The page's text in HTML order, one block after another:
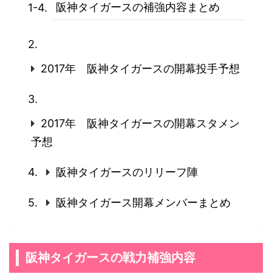
阪神タイガースの補強内容まとめ
2017年 阪神タイガースの開幕投手予想
2017年 阪神タイガースの開幕スタメン
予想
阪神タイガースのリリーフ陣
阪神タイガース開幕メンバーまとめ
阪神タイガースの戦力補強内容